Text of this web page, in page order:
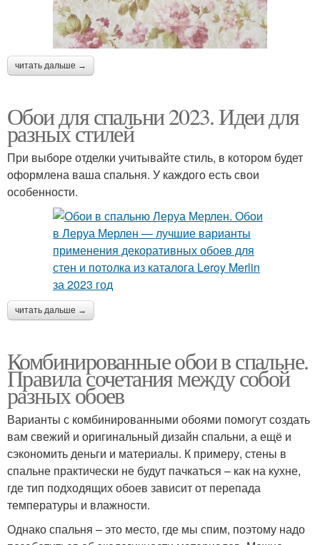
читать дальше →
Обои для спальни 2023. Идеи для
разных стилей
При выборе отделки учитывайте стиль, в котором будет
оформлена ваша спальня. У каждого есть свои
особенности.
читать дальше →
Комбинированные обои в спальне.
Правила сочетания между собой
разных обоев
Варианты с комбинированными обоями помогут создать
вам свежий и оригинальный дизайн спальни, а ещё и
сэкономить деньги и материалы. К примеру, стены в
спальне практически не будут пачкаться – как на кухне,
где тип подходящих обоев зависит от перепада
температуры и влажности.
Однако спальня – это место, где мы спим, поэтому надо